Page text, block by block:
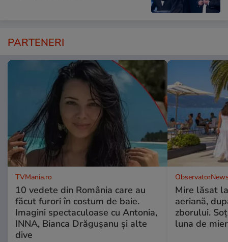
PARTENERI
TVMania.ro
10 vedete din România care au
făcut furori în costum de baie.
Imagini spectaculoase cu Antonia,
INNA, Bianca Drăgușanu și alte
dive
Mire lăsat
aeriană,
zborului.
luna de